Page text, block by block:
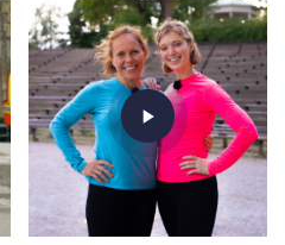
play_arrow